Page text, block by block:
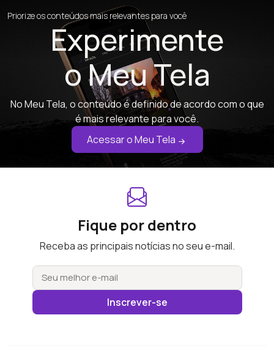
Priorize os conteúdos mais relevantes para você
Experimente
o Meu Tela
No Meu Tela, o conteúdo é definido de acordo com o que
é mais relevante para você.
Acessar o Meu Tela
Fique por dentro
Receba as principais notícias no seu e-mail.
Inscrever-se